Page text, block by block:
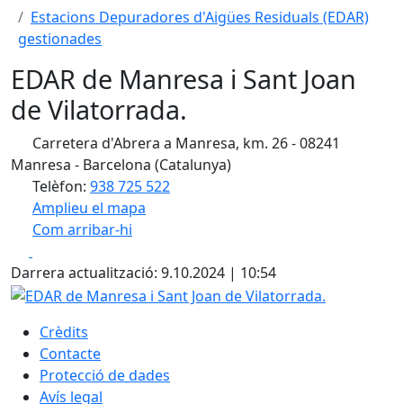
Estacions Depuradores d'Aigües Residuals (EDAR)
gestionades
EDAR de Manresa i Sant Joan
de Vilatorrada.
Carretera d'Abrera a Manresa, km. 26 - 08241
Manresa - Barcelona (Catalunya)
Telèfon: 938 725 522
Amplieu el mapa
Com arribar-hi
+
−
Darrera actualització: 9.10.2024 | 10:54
EDAR de Manresa i Sant Joan de Vilatorrada.
Crèdits
Contacte
Protecció de dades
Avís legal